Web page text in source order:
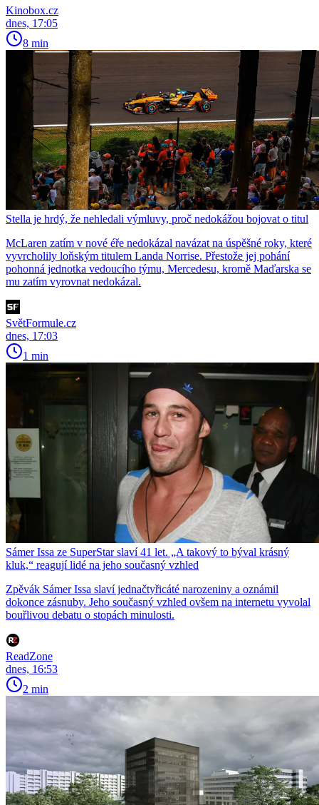
Kinobox.cz
dnes, 17:05
8 min
Stella je hrdý, že nehledali výmluvy, proč nedokážou bojovat o titul
McLaren zatím v nové éře nedokázal navázat na úspěšné roky, které
vyvrcholily loňským titulem Landa Norrise. Přestože jej pohání
pohonná jednotka vedoucího týmu, Mercedesu, kromě Maďarska se
mu zatím vyrovnat nedokázal.
SvětFormule.cz
dnes, 17:03
1 min
Sámer Issa ze SuperStar slaví 41 let. „A takový to býval krásný
kluk,“ reagují lidé na jeho současný vzhled
Zpěvák Sámer Issa slaví jednačtyřicáté narozeniny a oznámil
dokonce zásnuby. Jeho současný vzhled ovšem na internetu vyvolal
bouřlivou debatu o stopách minulosti.
ReadZone
dnes, 16:53
2 min